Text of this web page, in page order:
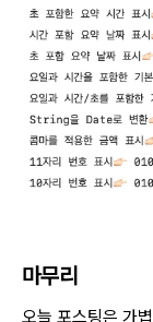
마무리
오늘 포스팅은 가